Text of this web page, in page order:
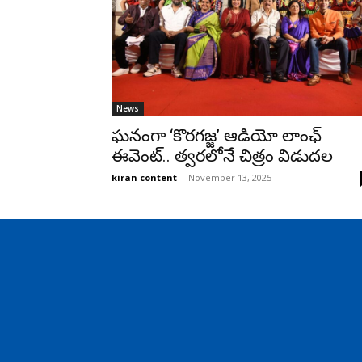
News
ఘనంగా ‘కొరగజ్జ’ ఆడియో లాంఛ్
ఈవెంట్.. త్వరలోనే చిత్రం విడుదల
kiran content - November 13, 2025